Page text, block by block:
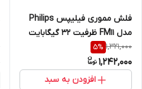
فلش مموری فیلیپس Philips
مدل FM11 ظرفیت 32 گیگابایت
USB 3.2
1,321,000
5%
1,242,000
افزودن به سبد